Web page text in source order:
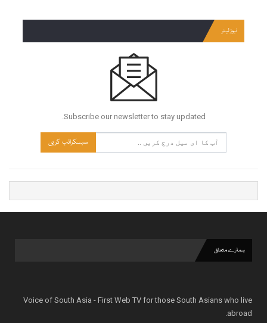
نیوز لیٹر
Subscribe our newsletter to stay updated.
سبسکرائب کریں
ہمارے متعلق
Voice of South Asia - First Web TV for those South Asians who live
abroad.